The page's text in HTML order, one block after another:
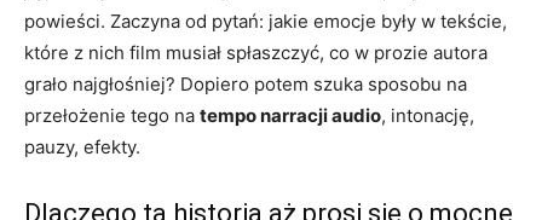
powieści. Zaczyna od pytań: jakie emocje były w tekście,
które z nich film musiał spłaszczyć, co w prozie autora
grało najgłośniej? Dopiero potem szuka sposobu na
przełożenie tego na tempo narracji audio, intonację,
pauzy, efekty.
Dlaczego ta historia aż prosi się o mocne